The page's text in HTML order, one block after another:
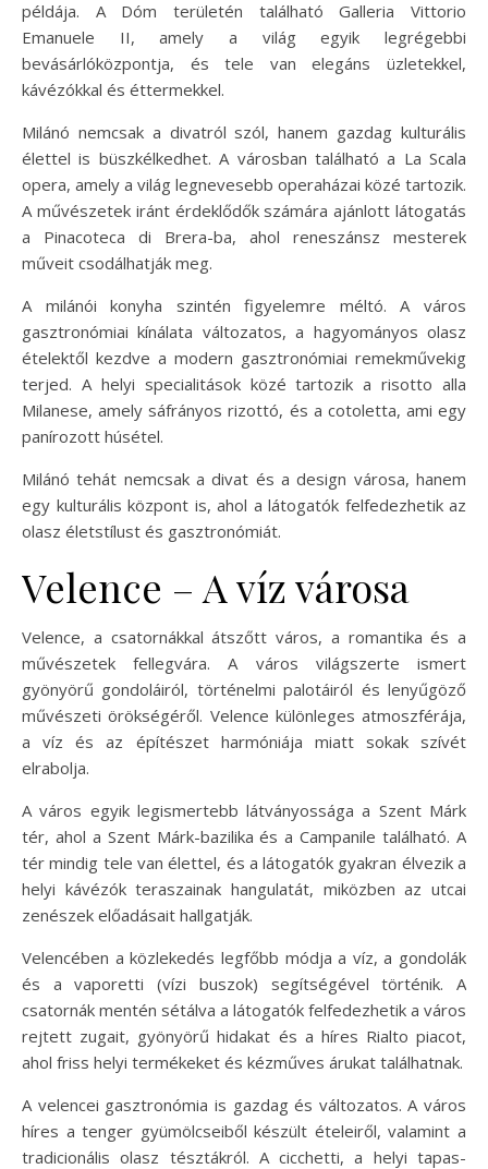
példája. A Dóm területén található Galleria Vittorio
Emanuele II, amely a világ egyik legrégebbi
bevásárlóközpontja, és tele van elegáns üzletekkel,
kávézókkal és éttermekkel.
Milánó nemcsak a divatról szól, hanem gazdag kulturális
élettel is büszkélkedhet. A városban található a La Scala
opera, amely a világ legnevesebb operaházai közé tartozik.
A művészetek iránt érdeklődők számára ajánlott látogatás
a Pinacoteca di Brera-ba, ahol reneszánsz mesterek
műveit csodálhatják meg.
A milánói konyha szintén figyelemre méltó. A város
gasztronómiai kínálata változatos, a hagyományos olasz
ételektől kezdve a modern gasztronómiai remekművekig
terjed. A helyi specialitások közé tartozik a risotto alla
Milanese, amely sáfrányos rizottó, és a cotoletta, ami egy
panírozott húsétel.
Milánó tehát nemcsak a divat és a design városa, hanem
egy kulturális központ is, ahol a látogatók felfedezhetik az
olasz életstílust és gasztronómiát.
Velence – A víz városa
Velence, a csatornákkal átszőtt város, a romantika és a
művészetek fellegvára. A város világszerte ismert
gyönyörű gondoláiról, történelmi palotáiról és lenyűgöző
művészeti örökségéről. Velence különleges atmoszférája,
a víz és az építészet harmóniája miatt sokak szívét
elrabolja.
A város egyik legismertebb látványossága a Szent Márk
tér, ahol a Szent Márk-bazilika és a Campanile található. A
tér mindig tele van élettel, és a látogatók gyakran élvezik a
helyi kávézók teraszainak hangulatát, miközben az utcai
zenészek előadásait hallgatják.
Velencében a közlekedés legfőbb módja a víz, a gondolák
és a vaporetti (vízi buszok) segítségével történik. A
csatornák mentén sétálva a látogatók felfedezhetik a város
rejtett zugait, gyönyörű hidakat és a híres Rialto piacot,
ahol friss helyi termékeket és kézműves árukat találhatnak.
A velencei gasztronómia is gazdag és változatos. A város
híres a tenger gyümölcseiből készült ételeiről, valamint a
tradicionális olasz tésztákról. A cicchetti, a helyi tapas-